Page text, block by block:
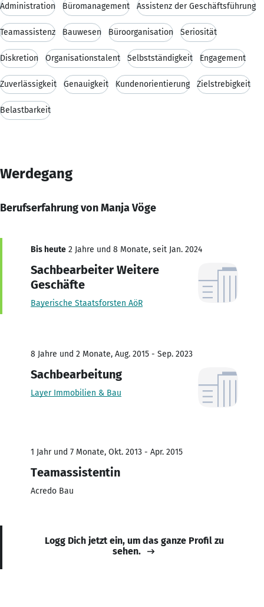
Administration Büromanagement Assistenz der Geschäftsführung
Teamassistenz Bauwesen Büroorganisation Seriosität
Diskretion Organisationstalent Selbstständigkeit Engagement
Zuverlässigkeit Genauigkeit Kundenorientierung Zielstrebigkeit
Belastbarkeit
Werdegang
Berufserfahrung von Manja Vöge
Bis heute 2 Jahre und 8 Monate, seit Jan. 2024
Sachbearbeiter Weitere
Geschäfte
Bayerische Staatsforsten AöR
8 Jahre und 2 Monate, Aug. 2015 - Sep. 2023
Sachbearbeitung
Layer Immobilien & Bau
1 Jahr und 7 Monate, Okt. 2013 - Apr. 2015
Teamassistentin
Acredo Bau
Logg Dich jetzt ein, um das ganze Profil zu
sehen.